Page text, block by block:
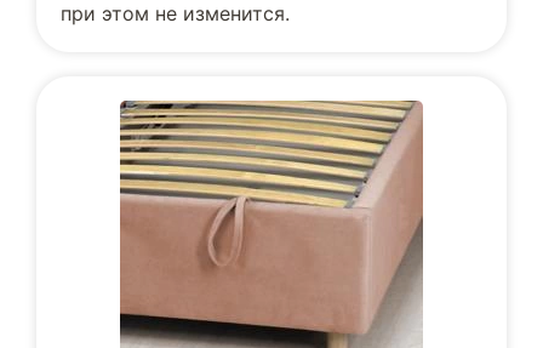
при этом не изменится.